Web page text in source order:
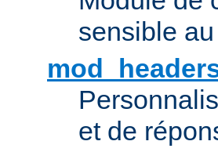
sensible
et de